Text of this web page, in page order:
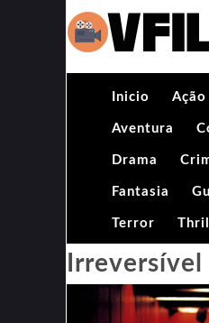
Inicio Ação
Aventura
Drama
Fantasia
Terror
Irreversível